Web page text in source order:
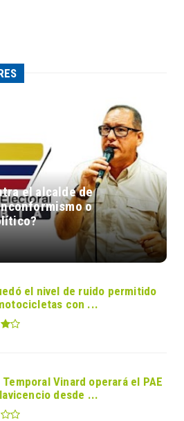
el alcalde de
o
el nivel de ruido permitido
con ...
Temporal Vinard operará el PAE
desde ...